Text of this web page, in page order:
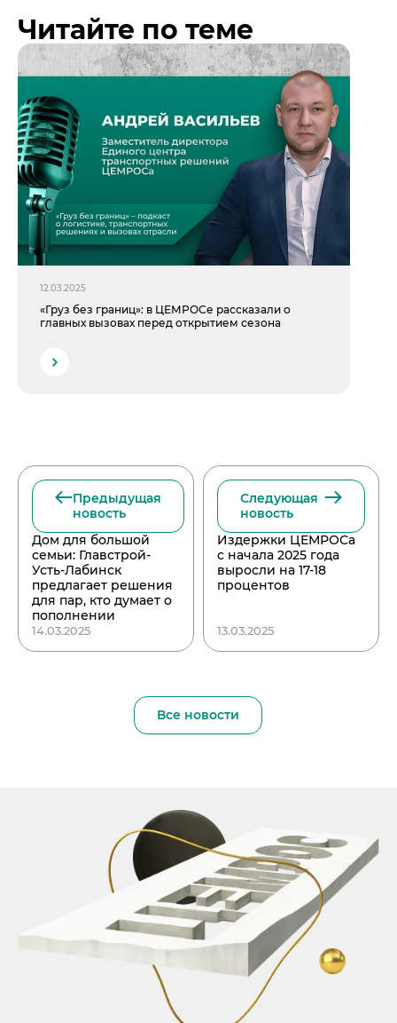
Читайте по теме
12.03.2025
«Груз без границ»: в ЦЕМРОСе рассказали о
главных вызовах перед открытием сезона
Предыдущая
новость
Дом для большой
семьи: Главстрой-
Усть-Лабинск
предлагает решения
для пар, кто думает о
пополнении
14.03.2025
Следующая
новость
Издержки ЦЕМРОСа
с начала 2025 года
выросли на 17-18
процентов
13.03.2025
Все новости